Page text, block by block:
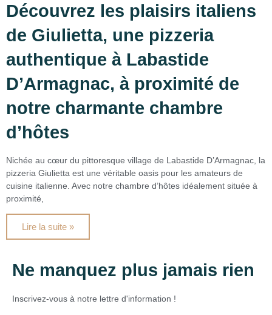
Découvrez les plaisirs italiens
de Giulietta, une pizzeria
authentique à Labastide
D’Armagnac, à proximité de
notre charmante chambre
d’hôtes
Nichée au cœur du pittoresque village de Labastide D’Armagnac, la
pizzeria Giulietta est une véritable oasis pour les amateurs de
cuisine italienne. Avec notre chambre d’hôtes idéalement située à
proximité,
Lire la suite »
Ne manquez plus jamais rien
Inscrivez-vous à notre lettre d'information !